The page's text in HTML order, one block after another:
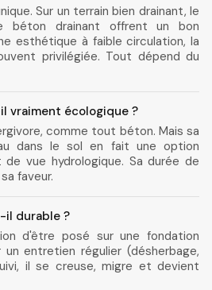
Sur un terrain bien drainant, le
béton drainant offrent un bon
esthétique à faible circulation, la
privilégiée. Tout dépend du
vraiment écologique ?
comme tout béton. Mais sa
dans le sol en fait une option
vue hydrologique. Sa durée de
faveur.
il durable ?
d'être posé sur une fondation
entretien régulier (désherbage,
il se creuse, migre et devient